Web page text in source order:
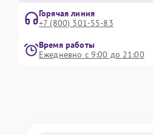
Горячая линия
+7 (800) 301-55-83
Время работы
Ежедневно с 9:00 до 21:00